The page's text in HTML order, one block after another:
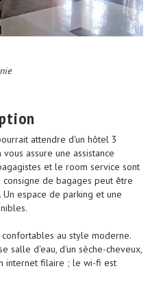
attendre d'un hôtel 3
assure une assistance
et le room service sont
de bagages peut être
espace de parking et une
au style moderne.
salle d'eau, d'un sèche-cheveux,
internet filaire ; le wi-fi est